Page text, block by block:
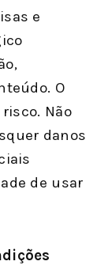
e
O
Não
danos
de usar